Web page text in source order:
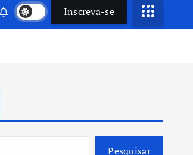
Inscreva-se
Pesquisar